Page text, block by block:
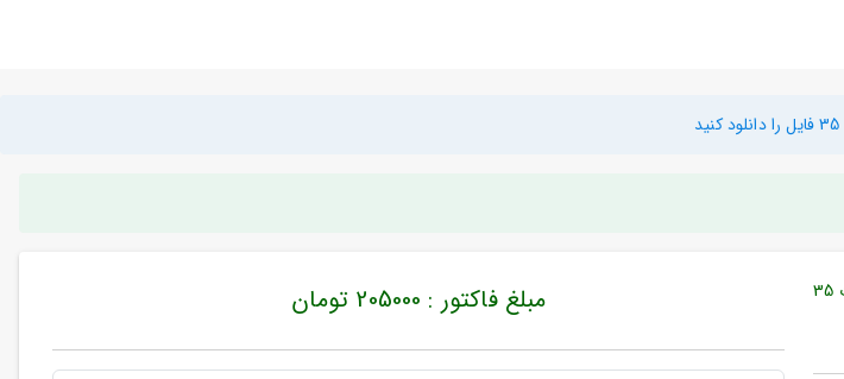
نام فایل : دانلود نقشه ساختمان دولتی ، سازمانی فرهنگ طرحی توزیع مرکز و محوطه سازی ساختار جزئیات 35
مبلغ فاکتور : 205000 تومان